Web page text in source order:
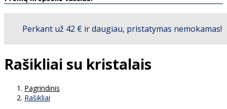
Rašikliai su kristalais
Pagrindinis
Rašikliai